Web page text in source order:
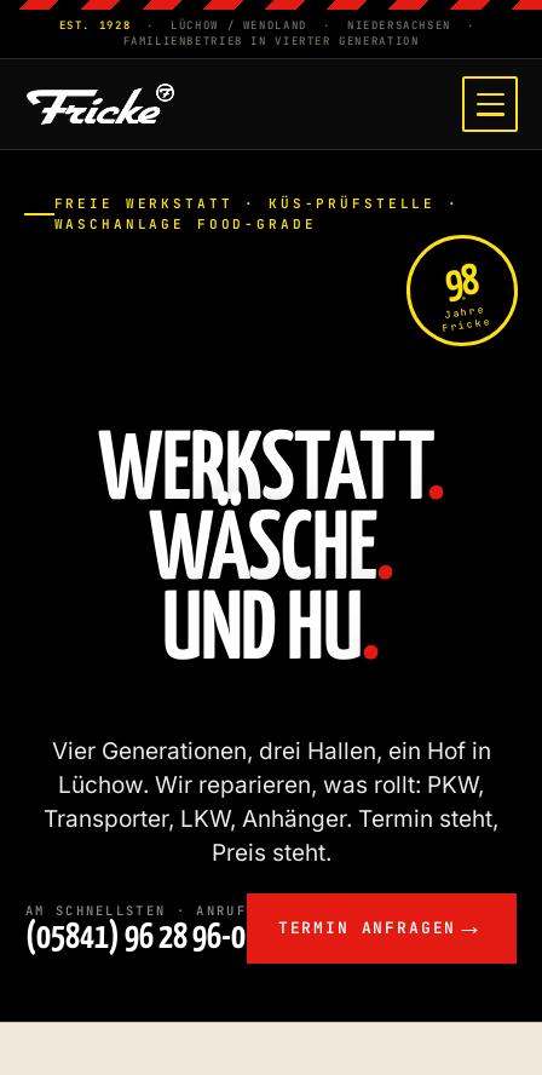
EST. 1928 · LÜCHOW / WENDLAND · NIEDERSACHSEN ·
FAMILIENBETRIEB IN VIERTER GENERATION
FREIE WERKSTATT · KÜS-PRÜFSTELLE ·
WASCHANLAGE FOOD-GRADE
98
Jahre
Fricke
WERKSTATT.
WÄSCHE.
UND HU.
Vier Generationen, drei Hallen, ein Hof in
Lüchow. Wir reparieren, was rollt: PKW,
Transporter, LKW, Anhänger. Termin steht,
Preis steht.
AM SCHNELLSTEN · ANRUF
(05841) 96 28 96-0 TERMIN ANFRAGEN